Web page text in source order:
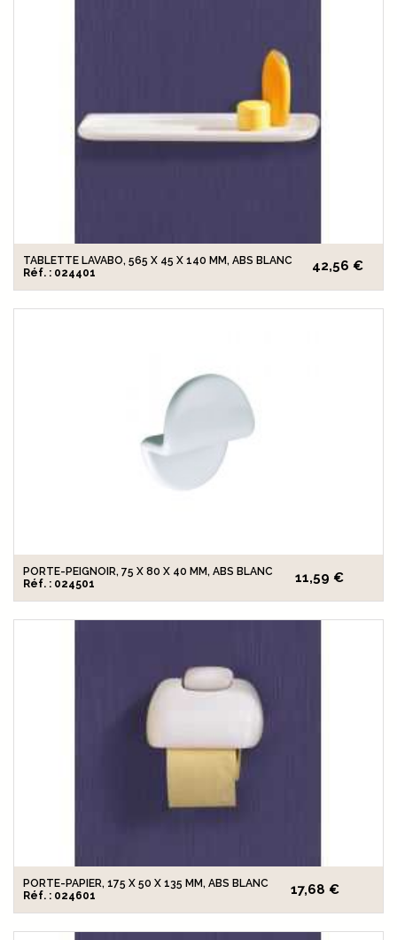
TABLETTE LAVABO, 565 X 45 X 140 MM, ABS BLANC
Réf. : 024401
42,56 €
PORTE-PEIGNOIR, 75 X 80 X 40 MM, ABS BLANC
Réf. : 024501
11,59 €
PORTE-PAPIER, 175 X 50 X 135 MM, ABS BLANC
Réf. : 024601
17,68 €